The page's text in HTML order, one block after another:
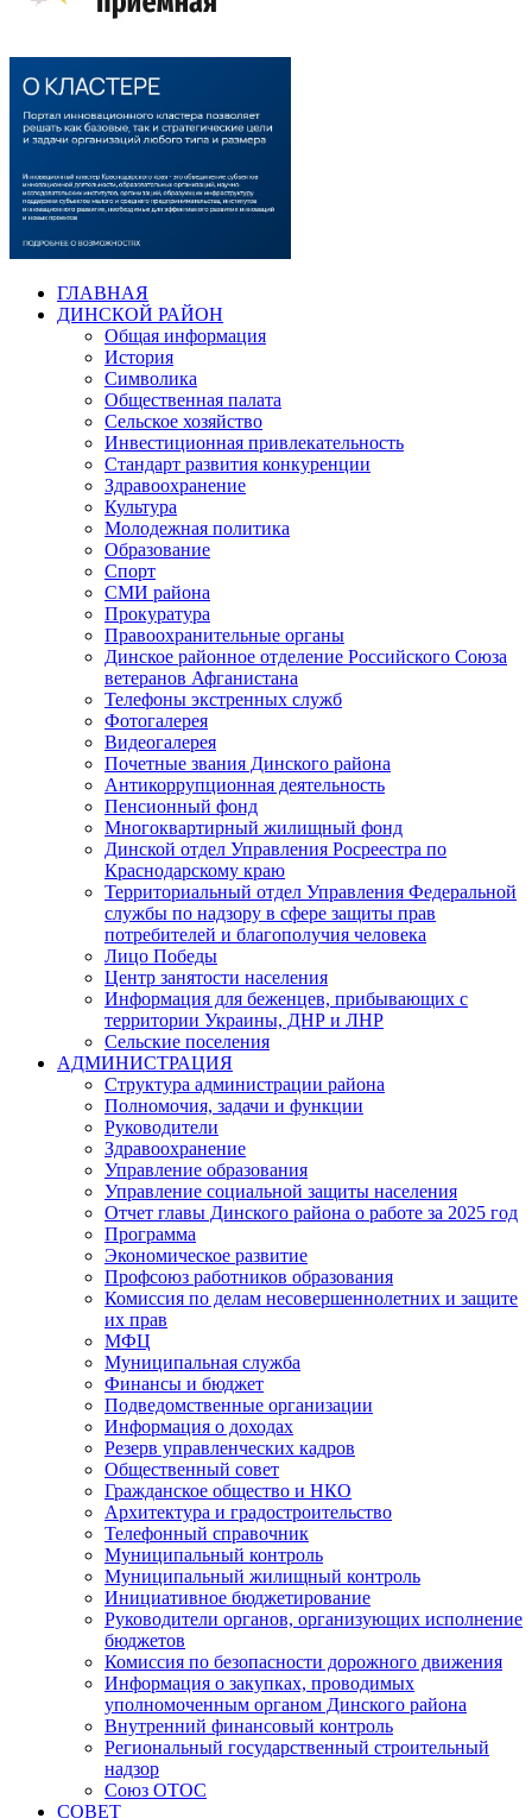
ГЛАВНАЯ
ДИНСКОЙ РАЙОН
Общая информация
История
Символика
Общественная палата
Сельское хозяйство
Инвестиционная привлекательность
Стандарт развития конкуренции
Здравоохранение
Культура
Молодежная политика
Образование
Спорт
СМИ района
Прокуратура
Правоохранительные органы
Динское районное отделение Российского Союза
ветеранов Афганистана
Телефоны экстренных служб
Фотогалерея
Видеогалерея
Почетные звания Динского района
Антикоррупционная деятельность
Пенсионный фонд
Многоквартирный жилищный фонд
Динской отдел Управления Росреестра по
Краснодарскому краю
Территориальный отдел Управления Федеральной
службы по надзору в сфере защиты прав
потребителей и благополучия человека
Лицо Победы
Центр занятости населения
Информация для беженцев, прибывающих с
территории Украины, ДНР и ЛНР
Сельские поселения
АДМИНИСТРАЦИЯ
Структура администрации района
Полномочия, задачи и функции
Руководители
Здравоохранение
Управление образования
Управление социальной защиты населения
Отчет главы Динского района о работе за 2025 год
Программа
Экономическое развитие
Профсоюз работников образования
Комиссия по делам несовершеннолетних и защите
их прав
МФЦ
Муниципальная служба
Финансы и бюджет
Подведомственные организации
Информация о доходах
Резерв управленческих кадров
Общественный совет
Гражданское общество и НКО
Архитектура и градостроительство
Телефонный справочник
Муниципальный контроль
Муниципальный жилищный контроль
Инициативное бюджетирование
Руководители органов, организующих исполнение
бюджетов
Комиссия по безопасности дорожного движения
Информация о закупках, проводимых
уполномоченным органом Динского района
Внутренний финансовый контроль
Региональный государственный строительный
надзор
Союз ОТОС
СОВЕТ